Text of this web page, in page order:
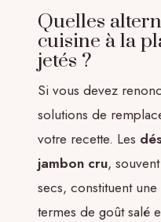
Quelles
cuisine à la
jetés ?
Si vous devez
solutions de
votre recette. Les
jambon cru,
secs, constituent
termes de goût salé